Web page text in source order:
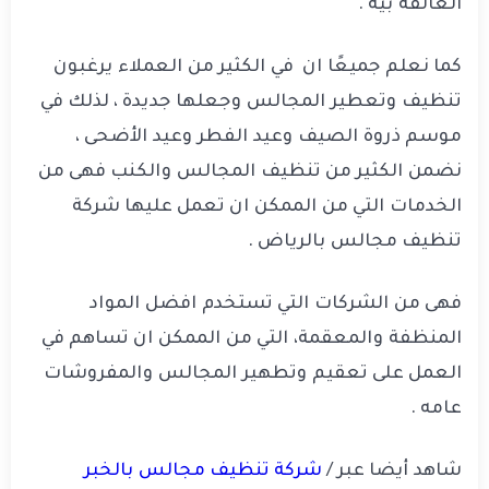
العالقة بيه .
كما نعلم جميعًا ان في الكثير من العملاء يرغبون
تنظيف وتعطير المجالس وجعلها جديدة ، لذلك في
موسم ذروة الصيف وعيد الفطر وعيد الأضحى ،
نضمن الكثير من تنظيف المجالس والكنب فهى من
الخدمات التي من الممكن ان تعمل عليها شركة
تنظيف مجالس بالرياض .
فهى من الشركات التي تستخدم افضل المواد
المنظفة والمعقمة، التي من الممكن ان تساهم في
العمل على تعقيم وتطهير المجالس والمفروشات
عامه .
شاهد أيضا عبر / شركة تنظيف مجالس بالخبر